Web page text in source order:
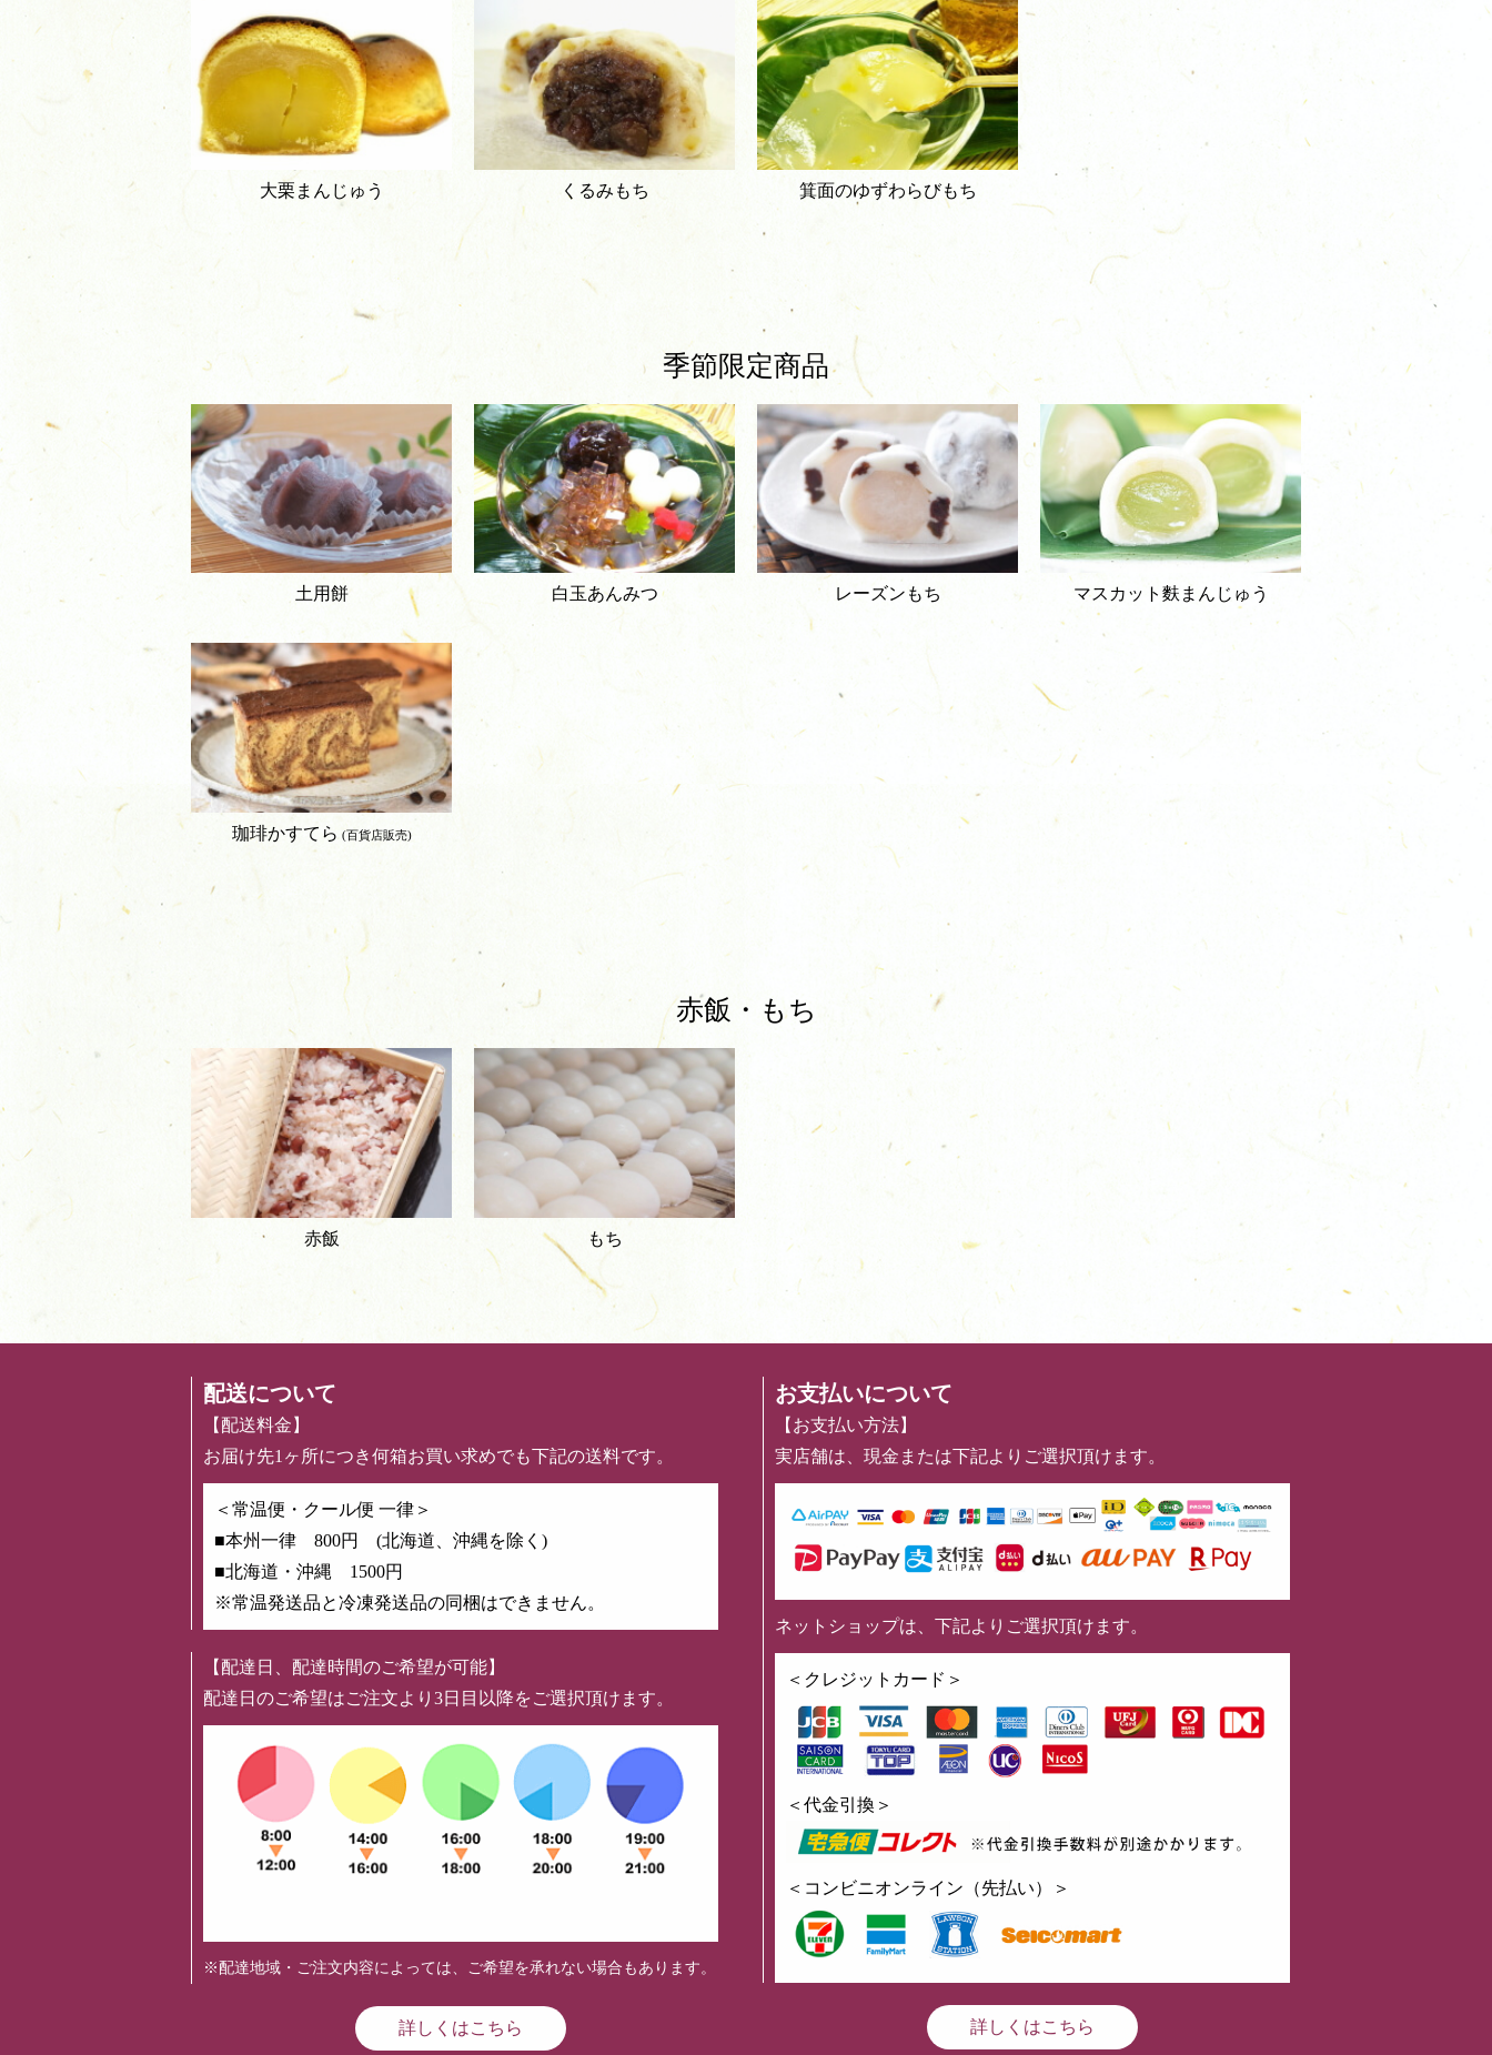
大栗まんじゅう くるみもち 箕面のゆずわらびもち
季節限定商品
土用餅 白玉あんみつ レーズンもち マスカット麩まんじゅう
珈琲かすてら (百貨店販売)
赤飯・もち
赤飯 もち
配送について
【配送料金】
お届け先1ヶ所につき何箱お買い求めでも下記の送料です。
＜常温便・クール便 一律＞
■本州一律 800円 (北海道、沖縄を除く)
■北海道・沖縄 1500円
※常温発送品と冷凍発送品の同梱はできません。
【配達日、配達時間のご希望が可能】
配達日のご希望はご注文より3日目以降をご選択頂けます。
※配達地域・ご注文内容によっては、ご希望を承れない場合もあります。
詳しくはこちら
お支払いについて
【お支払い方法】
実店舗は、現金または下記よりご選択頂けます。
ネットショップは、下記よりご選択頂けます。
＜クレジットカード＞
＜代金引換＞
＜コンビニオンライン（先払い）＞
詳しくはこちら